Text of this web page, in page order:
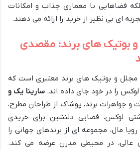
فضاهایی با معماری جذاب و امکانات
ای بی نظیر از خرید را ارائه می دهند.
و بوتیک های برند: مقصدی
مجلل و بوتیک های برند معتبری است که
را در خود جای داده اند. سارینا یک و
و جواهرات برند، پوشاک از طراحان مطرح،
لوکس، فضایی دلنشین برای خریدی
مال، مجموعه ای از برندهای جهانی را
عالی، در محیطی مدرن عرضه می کند.